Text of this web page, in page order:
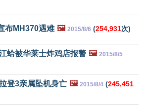
布MH370遇难 🖼️ 2015/8/6 (254,931次)
蛤被华莱士炸鸡店报警 🖼️ 2015/8/5
登3亲属坠机身亡 🖼️ 2015/8/4 (245,451